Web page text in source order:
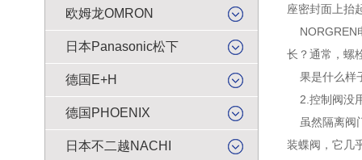
欧姆龙OMRON
日本Panasonic松下
德国E+H
德国PHOENIX
日本不二越NACHI
座密封面上抬
NORGREN
长？通常，螺
果是什么样
2.控制阀没
虽然隔离阀
装蝶阀，它几